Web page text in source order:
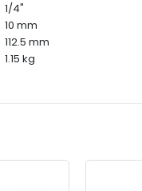
1/4"
10 mm
112.5 mm
1.15 kg